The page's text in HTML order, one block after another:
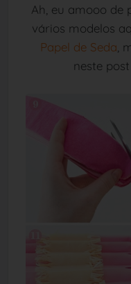
Ah, eu amooo de
vários modelos
Papel de Seda ,
neste